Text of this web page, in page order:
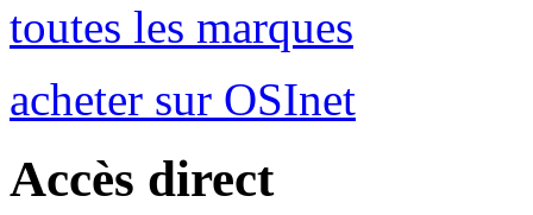
toutes les marques
acheter sur OSInet
Accès direct